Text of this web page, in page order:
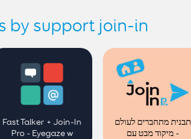
by support join-in
Fast Talker + Join-In
Pro - Eyegaze w
תבנית מתחברים לעולם
- מיקוד מבט עם